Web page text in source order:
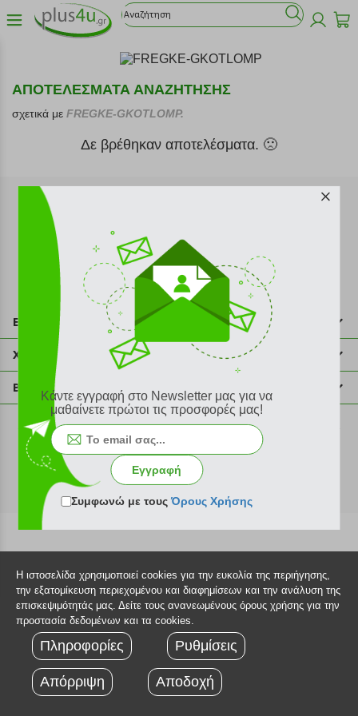
ΑΠΟΤΕΛΕΣΜΑΤΑ ΑΝΑΖΗΤΗΣΗΣ
σχετικά με FREGKE-GKOTLOMP.
Δε βρέθηκαν αποτελέσματα. 🙁
Εγγραφή στο newsletter
Επικοινωνία
211 2000 700
info@plus4u.gr
Χρήσιμες πληροφορίες
Η εταιρία
Σημεία παραλαβής
Ευκαιρίες καριέρας
Όροι χρήσης
Sitemap
Βοήθεια
Εξέλιξη παραγγελίας
Τρόποι παραγγελίας
Τρόποι πληρωμής
Τρόποι αποστολής
Πολιτική επιστροφών
Τεχνική υποστήριξη
©2026 Plus4u.gr
Κάντε εγγραφή στο Newsletter μας για να
μαθαίνετε πρώτοι τις προσφορές μας!
Εγγραφή
Συμφωνώ με τουςΌρους Χρήσης
Η ιστοσελίδα χρησιμοποιεί cookies για την ευκολία της περιήγησης,
την εξατομίκευση περιεχομένου και διαφημίσεων και την ανάλυση της
επισκεψιμότητάς μας. Δείτε τους ανανεωμένους όρους χρήσης για την
προστασία δεδομένων και τα cookies.
Πληροφορίες Ρυθμίσεις
Απόρριψη Αποδοχή